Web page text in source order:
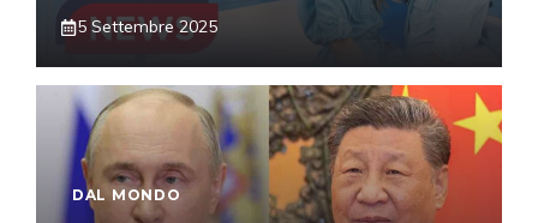
5 Settembre 2025
DAL MONDO